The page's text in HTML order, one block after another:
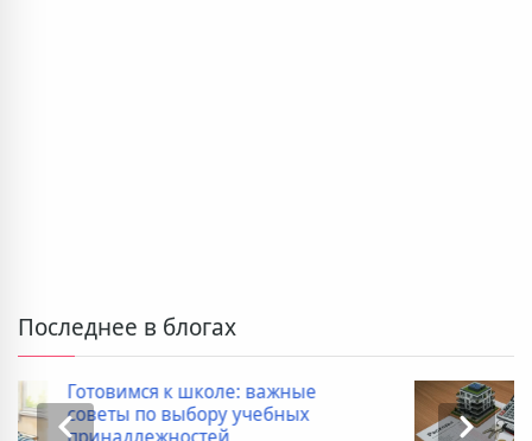
Последнее в блогах
Дополнительные расходы при
покупке новостройки: полный